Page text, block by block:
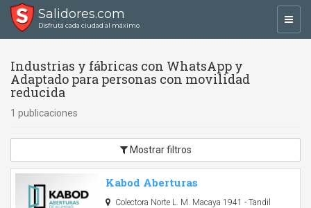
Salidores.com
Disfrutá cada ciudad al máximo
Industrias y fábricas con WhatsApp y
Adaptado para personas con movilidad
reducida
1 publicaciones
Mostrar filtros
Kabod Aberturas
Colectora Norte L. M. Macaya 1941 - Tandil